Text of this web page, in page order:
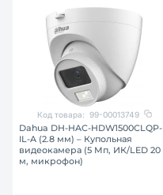
Код товара: 99-00013749
Dahua DH-HAC-HDW1500CLQP-
IL-A (2.8 мм) – Купольная
видеокамера (5 Мп, ИК/LED 20
м, микрофон)